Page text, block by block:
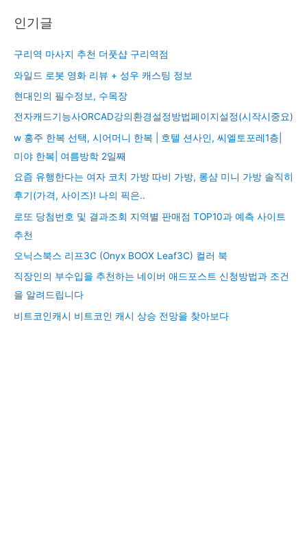
인기글
구리역 마사지 추천 더풋샵 구리역점
와일드 로봇 영화 리뷰 + 성우 캐스팅 정보
현대인의 필수정보, 수목장
전자캐드기능사ORCAD강의환경설정방법페이지설정(시작시중요)
w 홍주 한복 선택, 시어머니 한복 | 호텔 션사인, 씨엘토포레1층|
미야 한복| 여름방학 2일째
요즘 유행한다는 여자 코치 가방 따비 가방, 롱샴 미니 가방 솔직히
후기(가격, 사이즈)! 나의 픽은..
로또 당첨번호 및 결과조회 지역별 판매점 TOP10과 예측 사이트
추천
오닉스북스 리프3C (Onyx BOOX Leaf3C) 컬러 북
직장인의 부수입을 추천하는 네이버 애드포스트 신청방법과 조건
을 알려드립니다
비트코인캐시 비트코인 캐시 상승 전망을 찾아보다